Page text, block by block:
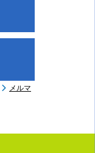
メルマ